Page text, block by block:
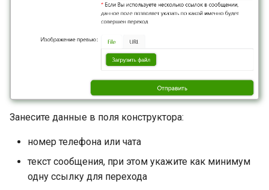
Занесите данные в поля конструктора:
номер телефона или чата
текст сообщения, при этом укажите как минимум
одну ссылку для перехода